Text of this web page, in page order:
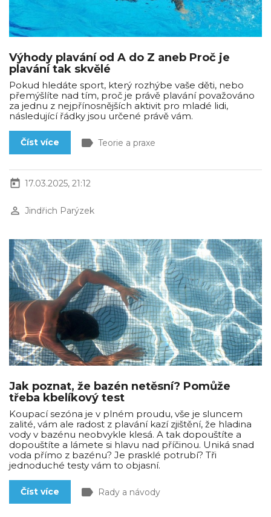
Výhody plavání od A do Z aneb Proč je
plavání tak skvělé
Pokud hledáte sport, který rozhýbe vaše děti, nebo
přemýšlíte nad tím, proč je právě plavání považováno
za jednu z nejpřínosnějších aktivit pro mladé lidi,
následující řádky jsou určené právě vám.
Číst více label Teorie a praxe
today 17.03.2025, 21:12
perm_identity Jindřich Parýzek
Jak poznat, že bazén netěsní? Pomůže
třeba kbelíkový test
Koupací sezóna je v plném proudu, vše je sluncem
zalité, vám ale radost z plavání kazí zjištění, že hladina
vody v bazénu neobvykle klesá. A tak dopouštíte a
dopouštíte a lámete si hlavu nad příčinou. Uniká snad
voda přímo z bazénu? Je prasklé potrubí? Tři
jednoduché testy vám to objasní.
Číst více label Rady a návody